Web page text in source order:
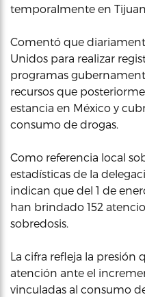
temporalmente en
Comentó que
Unidos para realizar
programas
recursos que
estancia en México y
consumo de drogas.
Como referencia local
estadísticas de la
indican que del 1 de
han brindado 152
sobredosis.
La cifra refleja la presión
atención ante el
vinculadas al consumo